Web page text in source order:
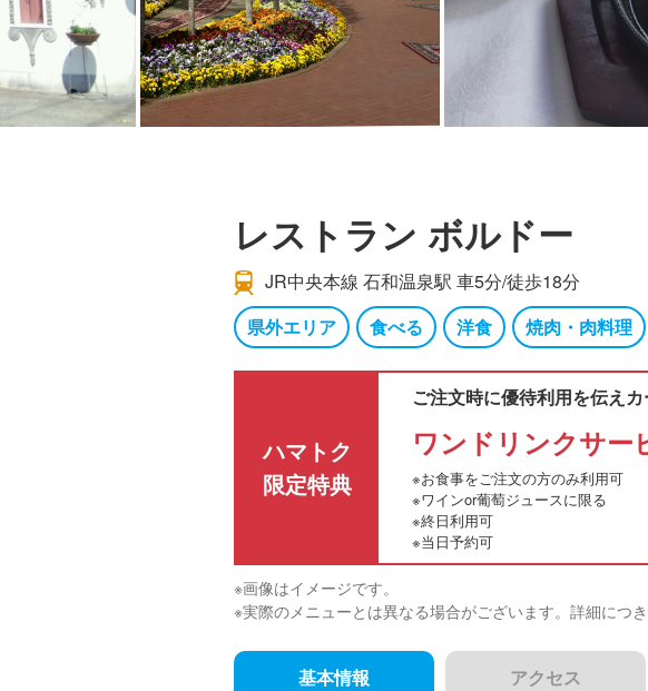
レストラン ボルドー
JR中央本線 石和温泉駅 車5分/徒歩18分
県外エリア
食べる 洋食 焼肉・肉料理
ハマトク
限定特典
ご注文時に優待利用を伝え
ワンドリンクサー
※お食事をご注文の方のみ利用可
※ワインor葡萄ジュースに限る
※終日利用可
※当日予約可
※画像はイメージです。
※実際のメニューとは異なる場合がございます。詳細につ
基本情報 アクセス